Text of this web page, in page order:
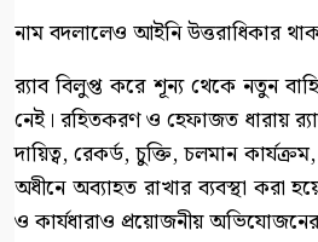
নাম বদলালেও আইনি উত্তরাধিকার
র‍্যাব বিলুপ্ত করে শূন্য থেকে নতুন
নেই। রহিতকরণ ও হেফাজত ধারায়
দায়িত্ব, রেকর্ড, চুক্তি, চলমান
অধীনে অব্যাহত রাখার ব্যবস্থা করা
ও কার্যধারাও প্রয়োজনীয়